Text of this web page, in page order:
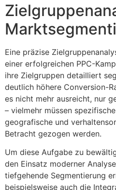
Eine präzise
einer erfolgreichen PPC-
ihre Zielgruppen detailliert
deutlich höhere Conversion-
es nicht mehr ausreicht, nur
– vielmehr müssen
geografische und
Betracht gezogen werden.
Um diese Aufgabe zu
den Einsatz moderner
tiefgehende Segmentierung
beispielsweise auch die